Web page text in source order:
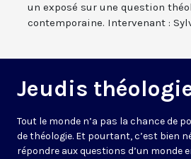
un exposé sur une question
contemporaine. Intervenant :
Jeudis
Tout le monde n’a pas la chance de
de théologie. Et pourtant, c’est bien
répondre aux questions d’un monde